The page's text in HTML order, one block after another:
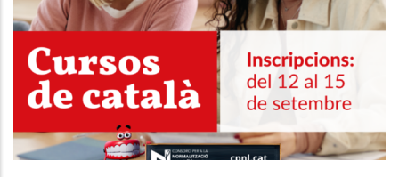
Català Del CPNL Seran Del 12 Al 15
De Setembre
Educació